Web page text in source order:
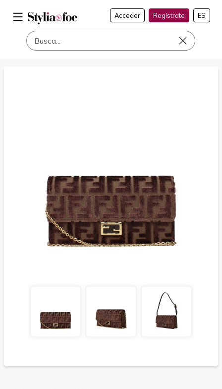
Acceder Regístrate ES